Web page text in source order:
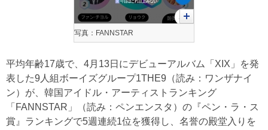
写真：FANNSTAR
平均年齢17歳で、4月13日にデビューアルバム「XIX」を発
表した9人組ボーイズグループ1THE9（読み：ワンザナイ
ン）が、韓国アイドル・アーティストランキング
「FANNSTAR」（読み：ペンエンスタ）の『ペン・ラ・ス
賞』ランキングで5週連続1位を獲得し、名誉の殿堂入りを